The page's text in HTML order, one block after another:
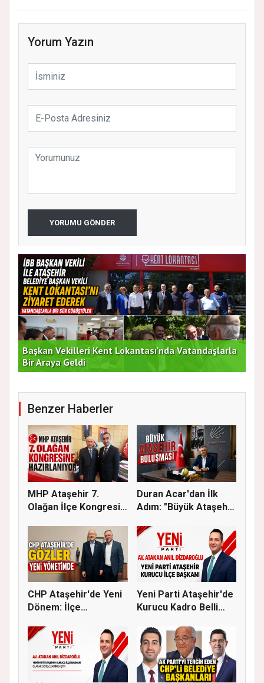
Yorum Yazın
YORUMU GÖNDER
Başkan Vekilleri Kent Lokantası'nda Vatandaşlarla
Bir Araya Geldi
Benzer Haberler
MHP Ataşehir 7.
Olağan İlçe Kongresi
Duran Acar'dan İlk
Adım: "Büyük Ataşehir
CHP Ataşehir'de Yeni
Dönem: İlçe
Yeni Parti Ataşehir'de
Kurucu Kadro Belli